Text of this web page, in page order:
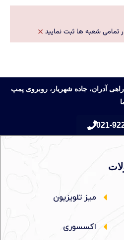
تمامی شعبه ها ثبت نمایید ×
آدران، جاده شهریار، روبروی پمپ
021-
میز تلویزیون
اکسسوری